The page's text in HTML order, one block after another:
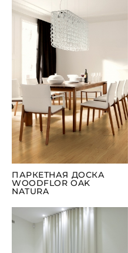
ПАРКЕТНАЯ ДОСКА
WOODFLOR OAK
NATURA